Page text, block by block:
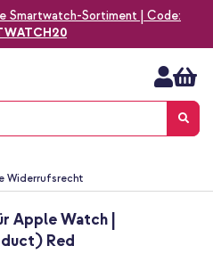
Smartwatch-Sortiment | Code:
Versand
Widerrufsrecht
Zubehör in Deutschland!
Apple Watch |
Red